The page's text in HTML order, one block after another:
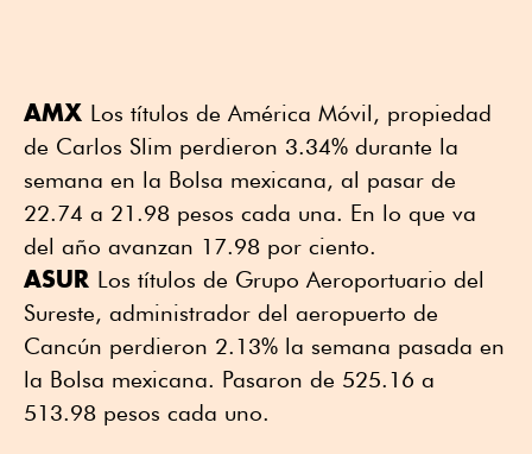
AMX Los títulos de América Móvil, propiedad
de Carlos Slim perdieron 3.34% durante la
semana en la Bolsa mexicana, al pasar de
22.74 a 21.98 pesos cada una. En lo que va
del año avanzan 17.98 por ciento.
ASUR Los títulos de Grupo Aeroportuario del
Sureste, administrador del aeropuerto de
Cancún perdieron 2.13% la semana pasada en
la Bolsa mexicana. Pasaron de 525.16 a
513.98 pesos cada uno.